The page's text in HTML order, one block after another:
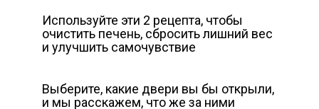
Используйте эти 2 рецепта, чтобы
очистить печень, сбросить лишний вес
и улучшить самочувствие
Выберите, какие двери вы бы открыли,
и мы расскажем, что же за ними